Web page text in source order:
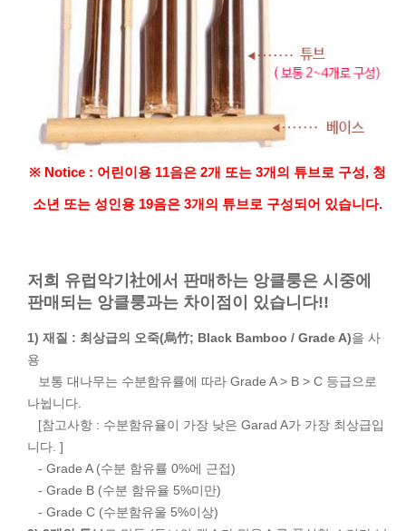
※ Notice : 어린이용 11음은 2개 또는 3개의 튜브로 구성, 청
소년 또는 성인용 19음은 3개의 튜브로 구성되어 있습니다.
저희 유럽악기社에서 판매하는 앙클룽은 시중에
판매되는 앙클룽과는 차이점이 있습니다!!
1) 재질 : 최상급의 오죽(烏竹; Black Bamboo / Grade A)을 사
용
보통 대나무는 수분함유률에 따라 Grade A > B > C 등급으로
나뉩니다.
[참고사항 : 수분함유율이 가장 낮은 Garad A가 가장 최상급입
니다. ]
- Grade A (수분 함유률 0%에 근접)
- Grade B (수분 함유율 5%미만)
- Grade C (수분함유울 5%이상)